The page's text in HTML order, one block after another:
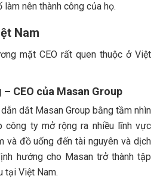
nên thành công của họ.
Nam
mặt CEO rất quen thuộc ở Việt
CEO của Masan Group
dắt Masan Group bằng tầm nhìn
công ty mở rộng ra nhiều lĩnh vực
và đồ uống đến tài nguyên và dịch
hướng cho Masan trở thành tập
tại Việt Nam.